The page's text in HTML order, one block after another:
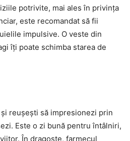
potrivite, mai ales în privința
este recomandat să fii
impulsive. O veste din
îți poate schimba starea de
reușești să impresionezi prin
Este o zi bună pentru întâlniri,
În dragoste, farmecul